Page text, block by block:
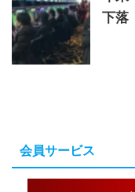
下落
会員サービス